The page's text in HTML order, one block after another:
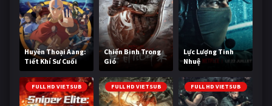
Huyền Thoại Aang:
Tiết Khí Sư Cuối
Cùng
Chiến Binh Trong
Gió
Lực Lượng Tinh
Nhuệ
FULL HD VIETSUB FULL HD VIETSUB FULL HD VIETSUB